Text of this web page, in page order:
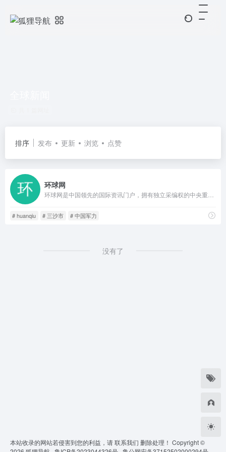
排序 发布 更新 浏览 点赞
环球网
# huanqiu # 三沙市 # 中国军力
没有了
本站收录的网站若侵害到您的利益，请联系我们 删除处理！ Copyright ©